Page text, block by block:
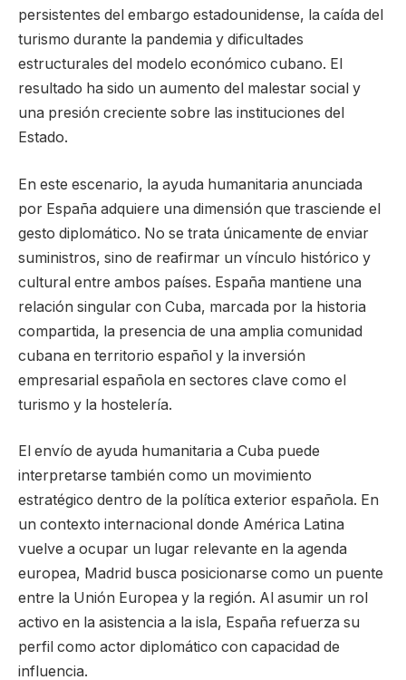
persistentes del embargo estadounidense, la caída del
turismo durante la pandemia y dificultades
estructurales del modelo económico cubano. El
resultado ha sido un aumento del malestar social y
una presión creciente sobre las instituciones del
Estado.
En este escenario, la ayuda humanitaria anunciada
por España adquiere una dimensión que trasciende el
gesto diplomático. No se trata únicamente de enviar
suministros, sino de reafirmar un vínculo histórico y
cultural entre ambos países. España mantiene una
relación singular con Cuba, marcada por la historia
compartida, la presencia de una amplia comunidad
cubana en territorio español y la inversión
empresarial española en sectores clave como el
turismo y la hostelería.
El envío de ayuda humanitaria a Cuba puede
interpretarse también como un movimiento
estratégico dentro de la política exterior española. En
un contexto internacional donde América Latina
vuelve a ocupar un lugar relevante en la agenda
europea, Madrid busca posicionarse como un puente
entre la Unión Europea y la región. Al asumir un rol
activo en la asistencia a la isla, España refuerza su
perfil como actor diplomático con capacidad de
influencia.